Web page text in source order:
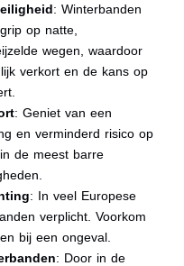
: Winterbanden
op natte,
wegen, waardoor
verkort en de kans op
: Geniet van een
en verminderd risico op
de meest barre
: In veel Europese
verplicht. Voorkom
bij een ongeval.
: Door in de